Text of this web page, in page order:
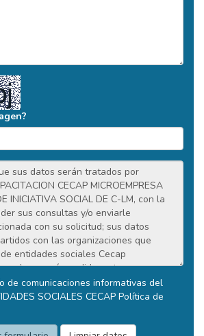
de comunicaciones informativas del
SOCIALES CECAP Política de